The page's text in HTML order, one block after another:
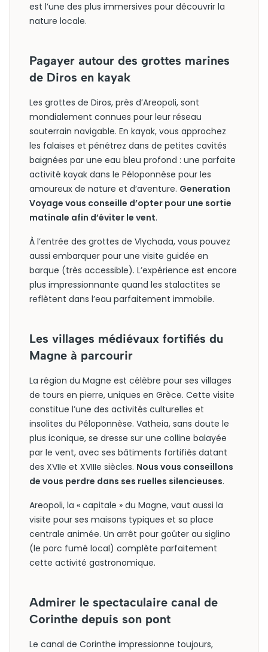
est l’une des plus immersives pour découvrir la
nature locale.
Pagayer autour des grottes marines
de Diros en kayak
Les grottes de Diros, près d’Areopoli, sont
mondialement connues pour leur réseau
souterrain navigable. En kayak, vous approchez
les falaises et pénétrez dans de petites cavités
baignées par une eau bleu profond : une parfaite
activité kayak dans le Péloponnèse pour les
amoureux de nature et d’aventure. Generation
Voyage vous conseille d’opter pour une sortie
matinale afin d’éviter le vent.
À l’entrée des grottes de Vlychada, vous pouvez
aussi embarquer pour une visite guidée en
barque (très accessible). L’expérience est encore
plus impressionnante quand les stalactites se
reflètent dans l’eau parfaitement immobile.
Les villages médiévaux fortifiés du
Magne à parcourir
La région du Magne est célèbre pour ses villages
de tours en pierre, uniques en Grèce. Cette visite
constitue l’une des activités culturelles et
insolites du Péloponnèse. Vatheia, sans doute le
plus iconique, se dresse sur une colline balayée
par le vent, avec ses bâtiments fortifiés datant
des XVIIe et XVIIIe siècles. Nous vous conseillons
de vous perdre dans ses ruelles silencieuses.
Areopoli, la « capitale » du Magne, vaut aussi la
visite pour ses maisons typiques et sa place
centrale animée. Un arrêt pour goûter au siglino
(le porc fumé local) complète parfaitement
cette activité gastronomique.
Admirer le spectaculaire canal de
Corinthe depuis son pont
Le canal de Corinthe impressionne toujours,